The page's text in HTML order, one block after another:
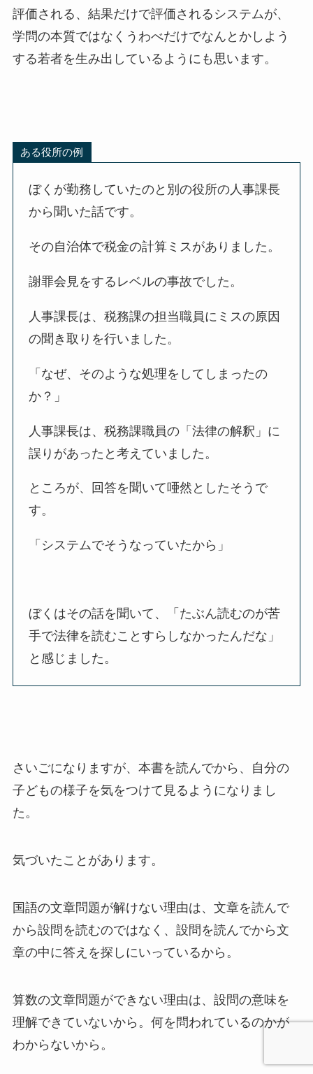
評価される、結果だけで評価されるシステムが、
学問の本質ではなくうわべだけでなんとかしよう
する若者を生み出しているようにも思います。
ある役所の例
ぼくが勤務していたのと別の役所の人事課長
から聞いた話です。
その自治体で税金の計算ミスがありました。
謝罪会見をするレベルの事故でした。
人事課長は、税務課の担当職員にミスの原因
の聞き取りを行いました。
「なぜ、そのような処理をしてしまったの
か？」
人事課長は、税務課職員の「法律の解釈」に
誤りがあったと考えていました。
ところが、回答を聞いて唖然としたそうで
す。
「システムでそうなっていたから」
ぼくはその話を聞いて、「たぶん読むのが苦
手で法律を読むことすらしなかったんだな」
と感じました。
さいごになりますが、本書を読んでから、自分の
子どもの様子を気をつけて見るようになりまし
た。
気づいたことがあります。
国語の文章問題が解けない理由は、文章を読んで
から設問を読むのではなく、設問を読んでから文
章の中に答えを探しにいっているから。
算数の文章問題ができない理由は、設問の意味を
理解できていないから。何を問われているのかが
わからないから。